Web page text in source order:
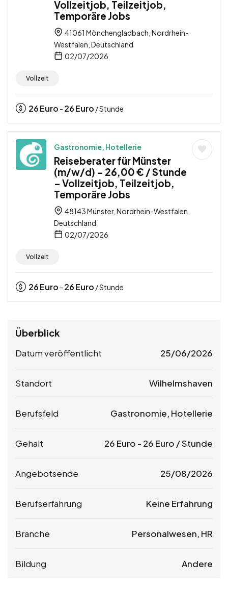
Vollzeitjob, Teilzeitjob,
Temporäre Jobs
41061 Mönchengladbach, Nordrhein-
Westfalen, Deutschland
02/07/2026
Vollzeit
26Euro - 26Euro / Stunde
Gastronomie, Hotellerie
Reiseberater für Münster
(m/w/d) – 26,00 € / Stunde
– Vollzeitjob, Teilzeitjob,
Temporäre Jobs
48143 Münster, Nordrhein-Westfalen,
Deutschland
02/07/2026
Vollzeit
26Euro - 26Euro / Stunde
Überblick
Datum veröffentlicht 25/06/2026
Standort Wilhelmshaven
Berufsfeld Gastronomie, Hotellerie
Gehalt 26 Euro - 26 Euro / Stunde
Angebotsende 25/08/2026
Berufserfahrung Keine Erfahrung
Branche Personalwesen, HR
Bildung Andere